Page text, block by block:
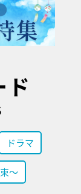
ド
ドラマ
～